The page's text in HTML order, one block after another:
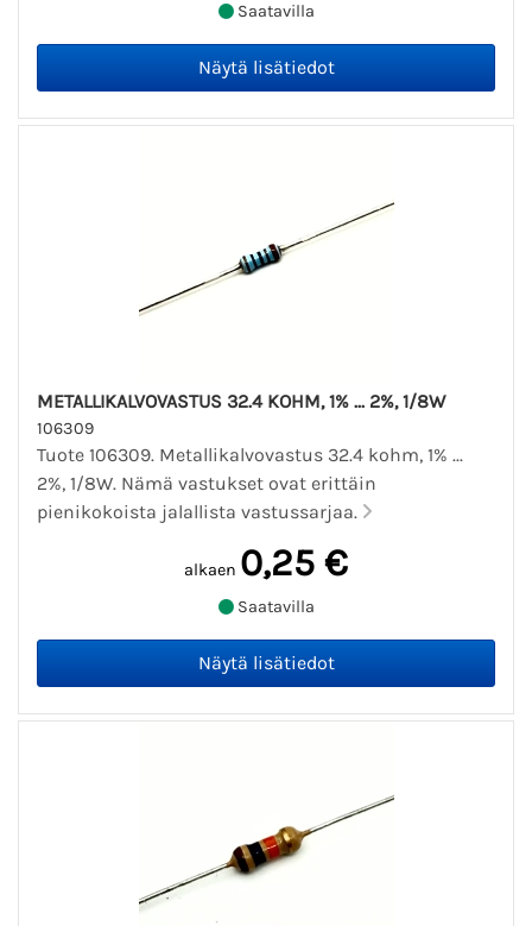
Saatavilla
METALLIKALVOVASTUS 32.4 KOHM, 1% ... 2%, 1/8W
106309
Tuote 106309. Metallikalvovastus 32.4 kohm, 1% ...
2%, 1/8W. Nämä vastukset ovat erittäin
pienikokoista jalallista vastussarjaa.
alkaen 0,25 €
Saatavilla